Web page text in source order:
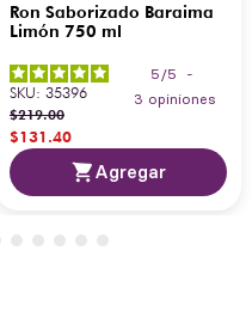
Ron Saborizado Baraima
Limón 750 ml
5 /5
-
3 opiniones
SKU: 35396
$219.00
$131.40
Agregar